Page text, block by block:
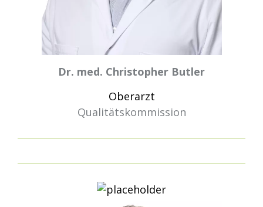
Dr. med. Christopher Butler
Oberarzt
Qualitätskommission